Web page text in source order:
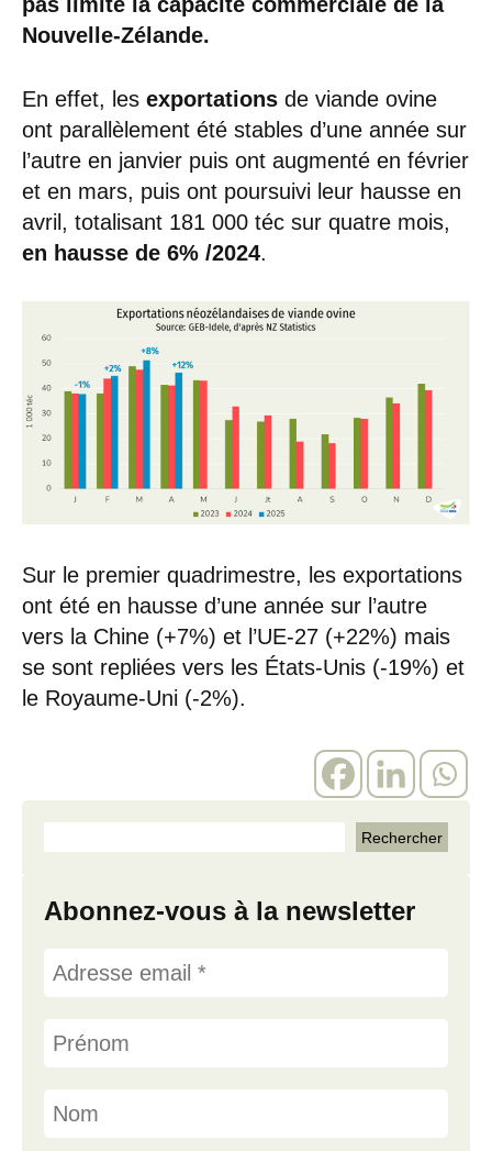
Nouvelle-Zélande.
En effet, les exportations de viande ovine
ont parallèlement été stables d’une année sur
l’autre en janvier puis ont augmenté en février
et en mars, puis ont poursuivi leur hausse en
avril, totalisant 181 000 téc sur quatre mois,
en hausse de 6% /2024.
Sur le premier quadrimestre, les exportations
ont été en hausse d’une année sur l’autre
vers la Chine (+7%) et l’UE-27 (+22%) mais
se sont repliées vers les États-Unis (-19%) et
le Royaume-Uni (-2%).
Abonnez-vous à la newsletter